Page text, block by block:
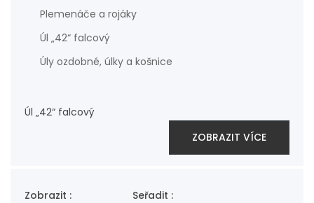
Plemenáče a rojáky
Úl „42“ falcový
Úly ozdobné, úlky a košnice
Úl „42“ falcový
ZOBRAZIT VÍCE
Zobrazit : Seřadit :